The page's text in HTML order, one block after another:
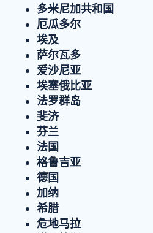
多米尼加共和国
厄瓜多尔
埃及
萨尔瓦多
爱沙尼亚
埃塞俄比亚
法罗群岛
斐济
芬兰
法国
格鲁吉亚
德国
加纳
希腊
危地马拉